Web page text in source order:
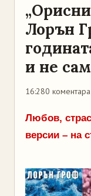
Лорън
и не
16:280 коментара
Любов,
версии – на